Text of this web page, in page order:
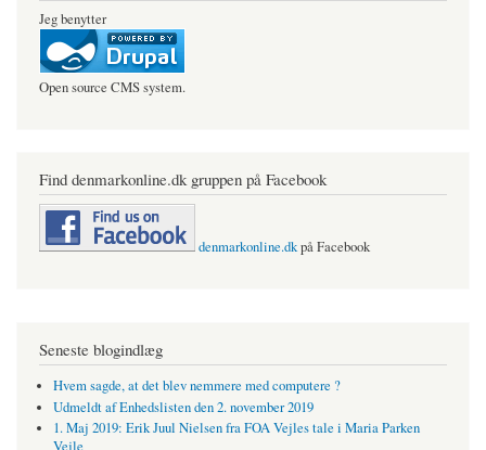
Jeg benytter
Open source CMS system.
Find denmarkonline.dk gruppen på Facebook
denmarkonline.dkpå Facebook
Seneste blogindlæg
Hvem sagde, at det blev nemmere med computere ?
Udmeldt af Enhedslisten den 2. november 2019
1. Maj 2019: Erik Juul Nielsen fra FOA Vejles tale i Maria Parken